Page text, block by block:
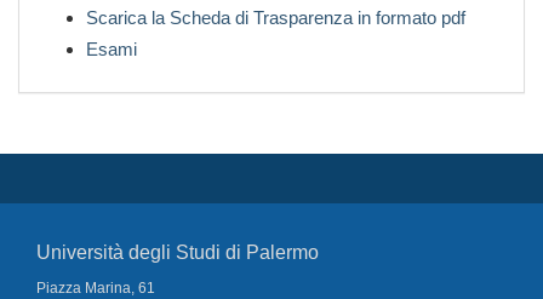
Scarica la Scheda di Trasparenza in formato pdf
Esami
Università degli Studi di Palermo
Piazza Marina, 61